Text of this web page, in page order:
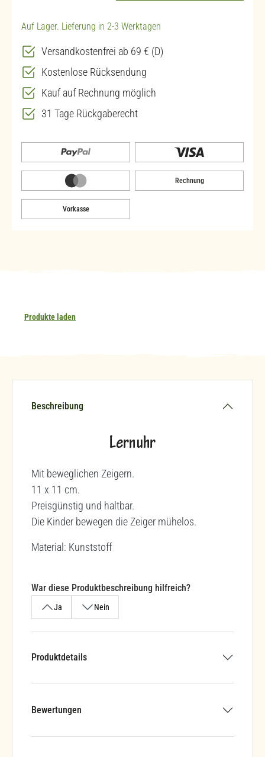
Auf Lager. Lieferung in 2-3 Werktagen
Versandkostenfrei ab 69 € (D)
Kostenlose Rücksendung
Kauf auf Rechnung möglich
31 Tage Rückgaberecht
Rechnung
Vorkasse
Produkte laden
Beschreibung
Lernuhr
Mit beweglichen Zeigern.
11 x 11 cm.
Preisgünstig und haltbar.
Die Kinder bewegen die Zeiger mühelos.
Material: Kunststoff
War diese Produktbeschreibung hilfreich?
Ja Nein
Produktdetails
Bewertungen